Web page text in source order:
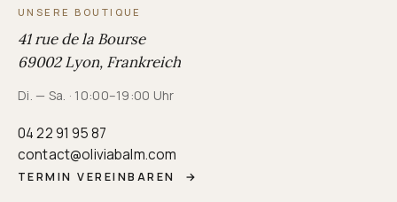
UNSERE BOUTIQUE
41 rue de la Bourse
69002 Lyon, Frankreich
Di. — Sa. · 10:00–19:00 Uhr
04 22 91 95 87
contact@oliviabalm.com
TERMIN VEREINBAREN →